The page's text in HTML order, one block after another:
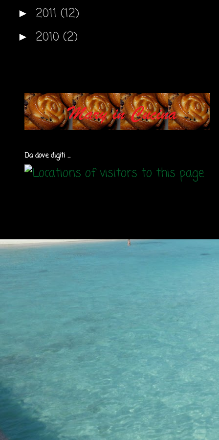
► 2011 (12)
► 2010 (2)
Da dove digiti ...